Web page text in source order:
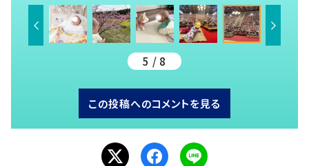
5 / 8
この投稿へのコメントを見る